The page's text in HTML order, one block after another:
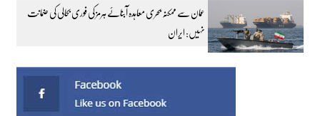
عمان سے ممکنہ بحری معاہدہ آبنائے ہرمز کی فوری بحالی کی ضمانت
نہیں: ایران